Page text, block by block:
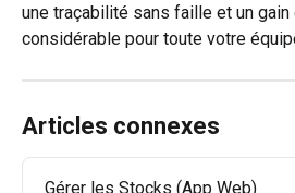
une traçabilité sans faille et un
considérable pour toute votre
Articles connexes
Gérer les Stocks (App Web)